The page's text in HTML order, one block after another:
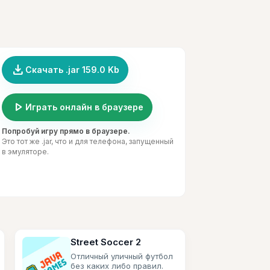
file_download Скачать .jar 159.0 Kb
play_arrow Играть онлайн в браузере
Попробуй игру прямо в браузере.
Это тот же .jar, что и для телефона, запущенный
в эмуляторе.
Street Soccer 2
Отличный уличный футбол
без каких либо правил.